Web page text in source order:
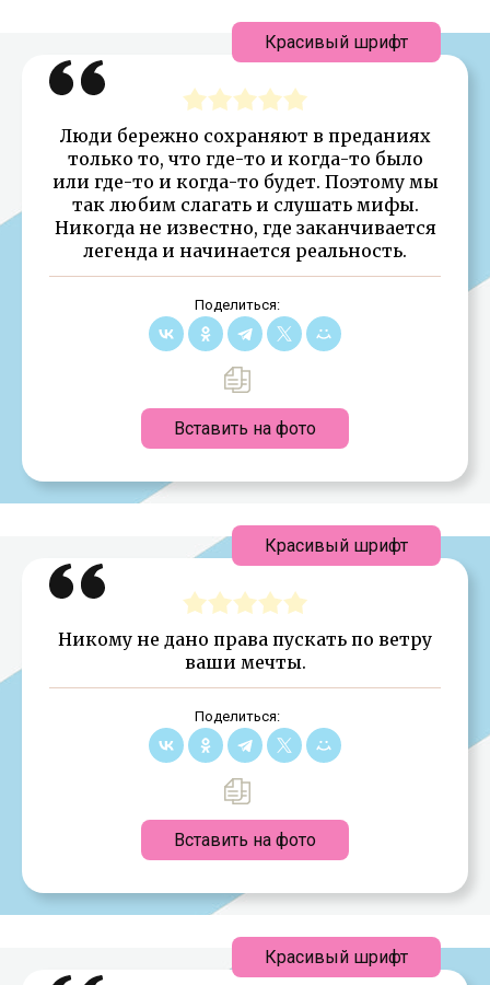
Люди бережно сохраняют в преданиях
только то, что где-то и когда-то было
или где-то и когда-то будет. Поэтому мы
так любим слагать и слушать мифы.
Никогда не известно, где заканчивается
легенда и начинается реальность.
Поделиться:
Вставить на фото
Красивый шрифт
Никому не дано права пускать по ветру
ваши мечты.
Поделиться:
Вставить на фото
Красивый шрифт
Красивый шрифт